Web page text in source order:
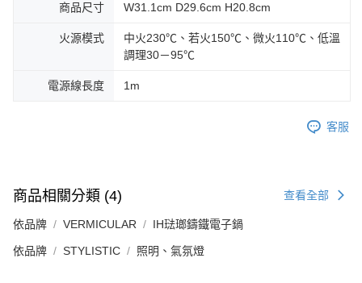
商品尺寸 W31.1cm D29.6cm H20.8cm
火源模式
中火230℃、若火150℃、微火110℃、低溫
調理30－95℃
電源線長度 1m
客服
商品相關分類 (4) 查看全部
依品牌 VERMICULAR IH琺瑯鑄鐵電子鍋
依品牌 STYLISTIC 照明、氣氛燈